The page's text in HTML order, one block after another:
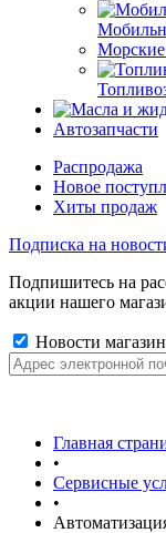
Автозапчасти
Распродажа
Новое
Хиты продаж
Подписка на
Подпишитесь на
акции нашего
Новости
Главная
•
Сервисные
•